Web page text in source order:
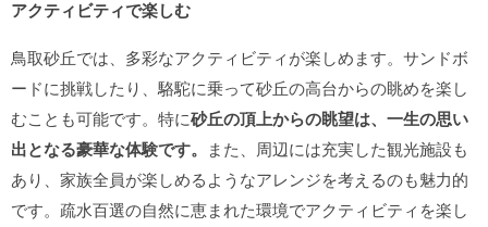
アクティビティで楽しむ
鳥取砂丘では、多彩なアクティビティが楽しめます。サンドボ
ードに挑戦したり、駱駝に乗って砂丘の高台からの眺めを楽し
むことも可能です。特に砂丘の頂上からの眺望は、一生の思い
出となる豪華な体験です。 また、周辺には充実した観光施設も
あり、家族全員が楽しめるようなアレンジを考えるのも魅力的
です。疏水百選の自然に恵まれた環境でアクティビティを楽し